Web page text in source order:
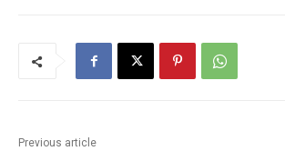
Previous article